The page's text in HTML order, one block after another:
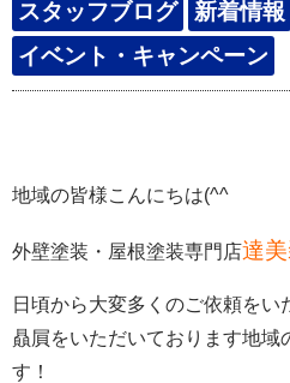
スタッフブログ
新着情報
イベント・キャンペーン
地域の皆様こんにちは(^^
外壁塗装・屋根塗装専門店達
日頃から大変多くのご依頼を
贔屓をいただいております地域
す！